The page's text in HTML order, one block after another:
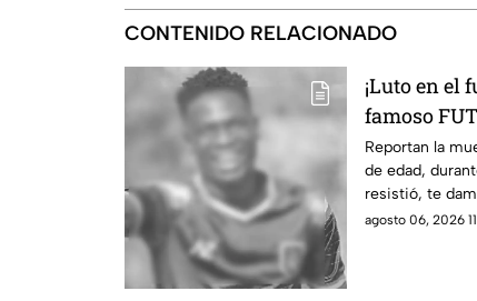
CONTENIDO RELACIONADO
¡Luto en el
famoso
durante
Reportan la
de edad,
resistió, te
agosto 06, 2026